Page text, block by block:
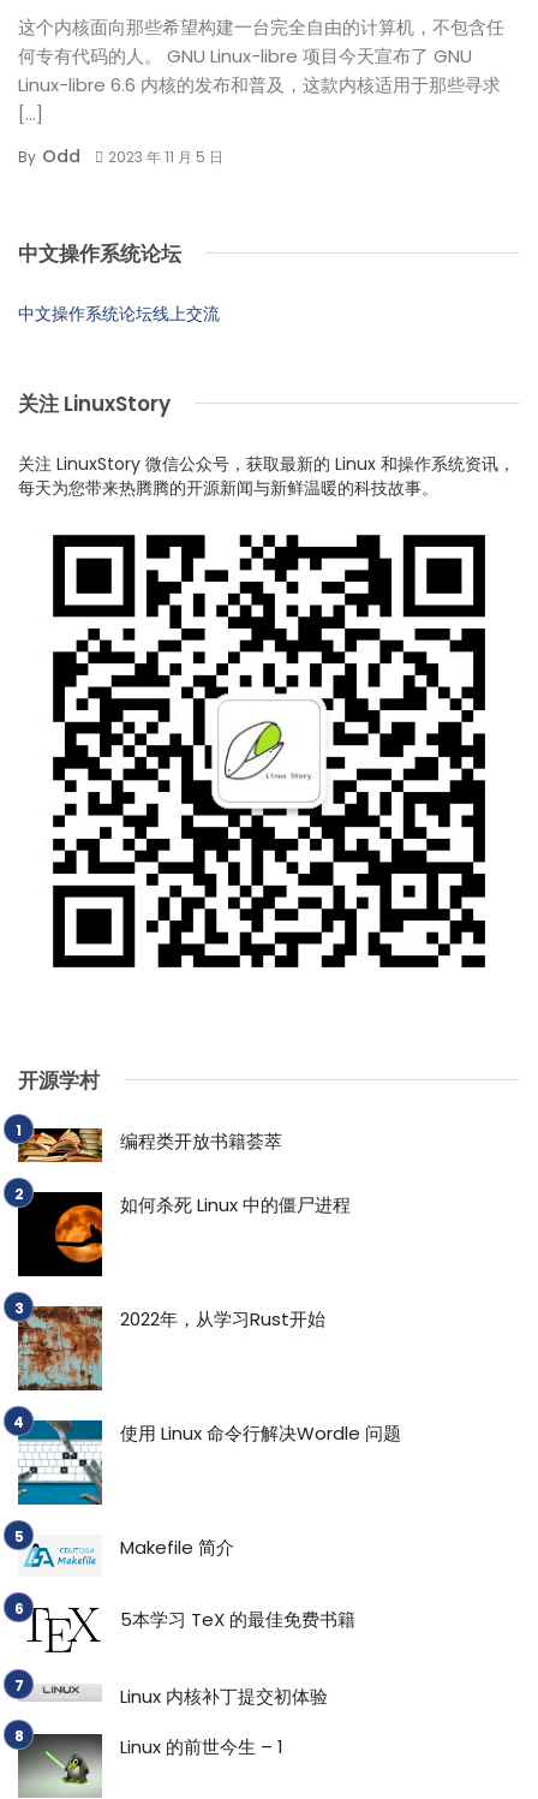
这个内核面向那些希望构建一台完全自由的计算机，不包含任
何专有代码的人。 GNU Linux-libre 项目今天宣布了 GNU
Linux-libre 6.6 内核的发布和普及，这款内核适用于那些寻求
[…]
By Odd 2023 年 11 月 5 日
中文操作系统论坛
中文操作系统论坛线上交流
关注 LinuxStory
关注 LinuxStory 微信公众号，获取最新的 Linux 和操作系统资讯，
每天为您带来热腾腾的开源新闻与新鲜温暖的科技故事。
开源学村
编程类开放书籍荟萃
如何杀死 Linux 中的僵尸进程
2022年，从学习Rust开始
使用 Linux 命令行解决Wordle 问题
Makefile 简介
5本学习 TeX 的最佳免费书籍
Linux 内核补丁提交初体验
Linux 的前世今生 – 1